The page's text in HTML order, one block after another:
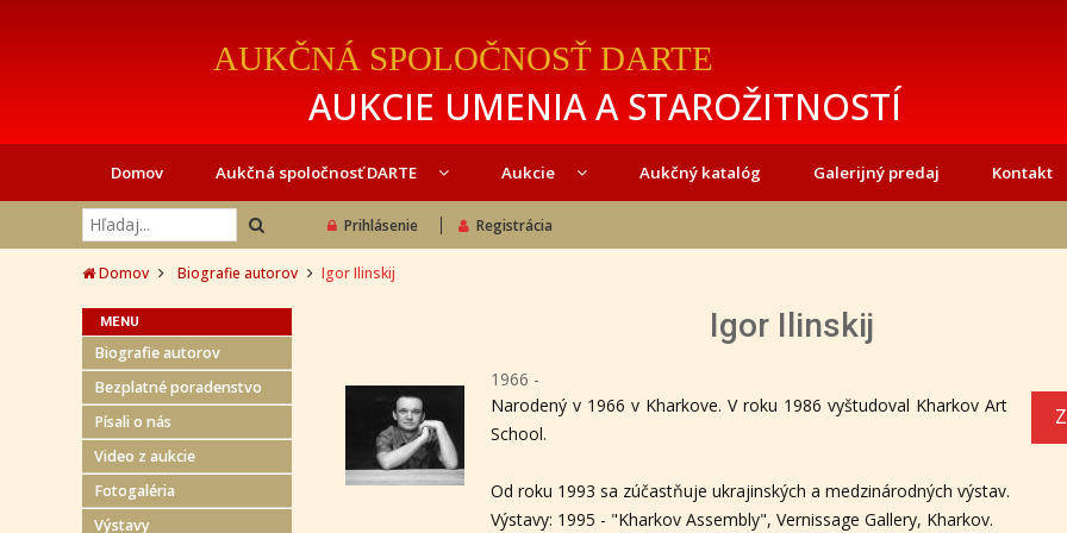
AUKČNÁ SPOLOČNOSŤ DARTE
AUKCIE UMENIA A STAROŽITNOSTÍ
Domov Aukčná spoločnosť DARTE Aukcie Aukčný katalóg Galerijný predaj Kontakt
Prihlásenie Registrácia
Domov Biografie autorov Igor Ilinskij
MENU
Biografie autorov
Bezplatné poradenstvo
Písali o nás
Video z aukcie
Fotogaléria
Výstavy
Igor Ilinskij
1966 -
Narodený v 1966 v Kharkove. V roku 1986 vyštudoval Kharkov Art
School.
Od roku 1993 sa zúčastňuje ukrajinských a medzinárodných výstav.
Výstavy: 1995 - "Kharkov Assembly", Vernissage Gallery, Kharkov.